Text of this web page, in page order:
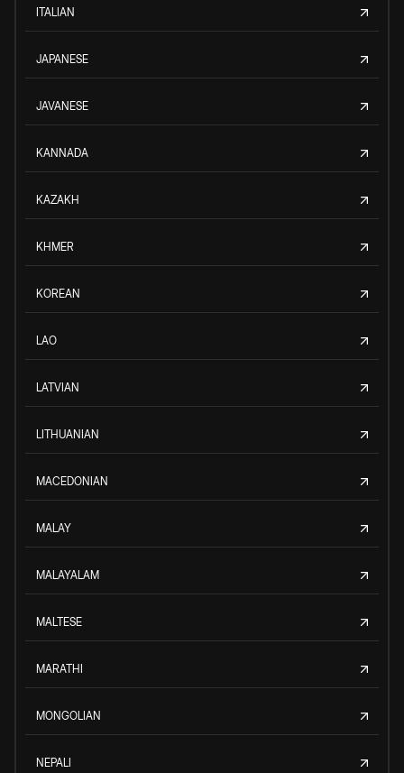
ITALIAN
JAPANESE
JAVANESE
KANNADA
KAZAKH
KHMER
KOREAN
LAO
LATVIAN
LITHUANIAN
MACEDONIAN
MALAY
MALAYALAM
MALTESE
MARATHI
MONGOLIAN
NEPALI